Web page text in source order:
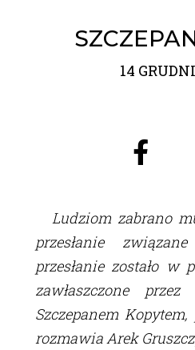
14
Ludziom zabrano
przesłanie
przesłanie zostało w
zawłaszczone
Szczepanem
rozmawia Arek